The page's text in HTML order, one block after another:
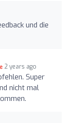
und die
2 years ago
Super
nicht mal